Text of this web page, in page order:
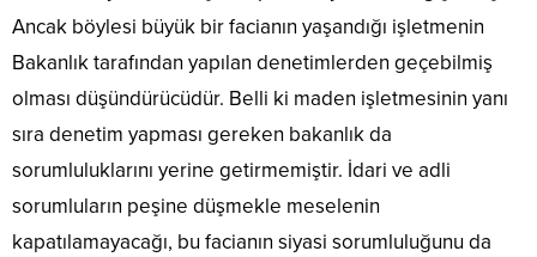
Ancak böylesi büyük bir facianın yaşandığı işletmenin
Bakanlık tarafından yapılan denetimlerden geçebilmiş
olması düşündürücüdür. Belli ki maden işletmesinin yanı
sıra denetim yapması gereken bakanlık da
sorumluluklarını yerine getirmemiştir. İdari ve adli
sorumluların peşine düşmekle meselenin
kapatılamayacağı, bu facianın siyasi sorumluluğunu da